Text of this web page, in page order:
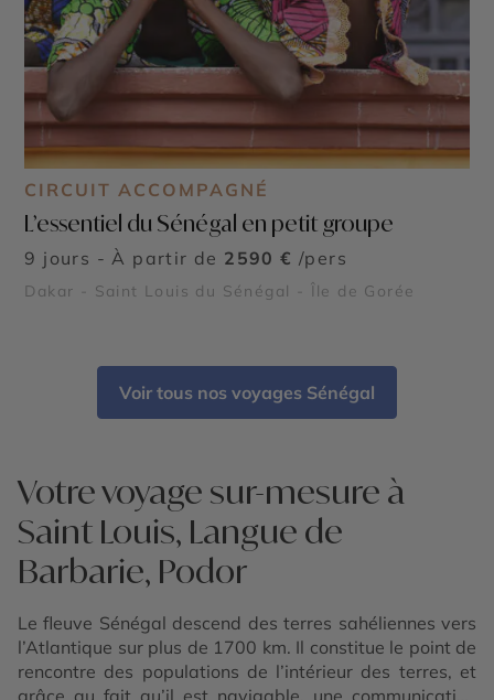
CIRCUIT ACCOMPAGNÉ
L’essentiel du Sénégal en petit groupe
9 jours - À partir de 2590 € /pers
Dakar - Saint Louis du Sénégal - Île de Gorée
Voir tous nos voyages Sénégal
Votre voyage sur-mesure à
Saint Louis, Langue de
Barbarie, Podor
Le fleuve Sénégal descend des terres sahéliennes vers
l’Atlantique sur plus de 1700 km. Il constitue le point de
rencontre des populations de l’intérieur des terres, et
grâce au fait qu’il est navigable, une communication